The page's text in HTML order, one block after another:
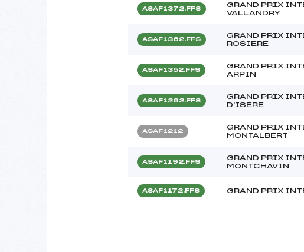
ASAF1372.FFS
GRAND PRIX
VALLANDRY
ASAF1362.FFS
GRAND PRIX
ROSIERE
ASAF1352.FFS
GRAND PRIX
ARPIN
ASAF1262.FFS
GRAND PRIX
D'ISERE
ASAF1212
GRAND PRIX
MONTALBERT
ASAF1192.FFS
GRAND PRIX
MONTCHAVIN
ASAF1172.FFS GRAND PRIX